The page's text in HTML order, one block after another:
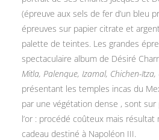
(épreuve aux sels de fer d’un bleu
épreuves sur papier citrate et
palette de teintes. Les grandes
spectaculaire album de Désiré
Mitla, Palenque, Izamal, Chichen-
présentant les temples incas du
par une végétation dense , sont sur
l’or : procédé coûteux mais résultat
cadeau destiné à Napoléon III.